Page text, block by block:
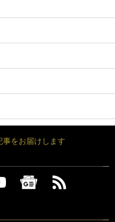
事をお届けします